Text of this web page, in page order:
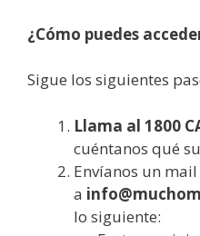
¿Cómo puedes
Sigue los siguientes
Llama al 1800
cuéntanos qué
Envíanos un mail
a
lo siguiente: